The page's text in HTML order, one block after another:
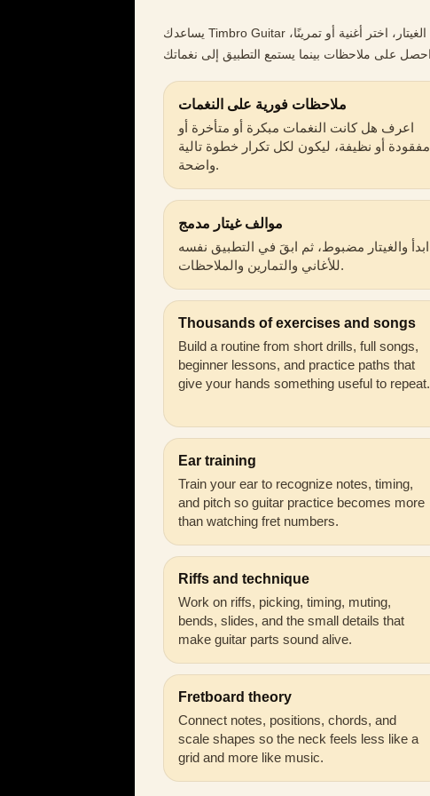
يساعدك Timbro Guitar على تحويل لحظات التدريب القصيرة إلى تقدّم حقيقي. اضبط الغيتار، اختر أغنية أو تمرينًا،
ملاحظات فورية على النغمات
اعرف هل كانت النغمات مبكرة أو متأخرة أو
مفقودة أو نظيفة، ليكون لكل تكرار خطوة تالية
واضحة.
موالف غيتار مدمج
ابدأ والغيتار مضبوط، ثم ابقَ في التطبيق نفسه
للأغاني والتمارين والملاحظات.
Thousands of exercises and songs
Build a routine from short drills, full songs,
beginner lessons, and practice paths that
give your hands something useful to repeat.
Ear training
Train your ear to recognize notes, timing,
and pitch so guitar practice becomes more
than watching fret numbers.
Riffs and technique
Work on riffs, picking, timing, muting,
bends, slides, and the small details that
make guitar parts sound alive.
Fretboard theory
Connect notes, positions, chords, and
scale shapes so the neck feels less like a
grid and more like music.